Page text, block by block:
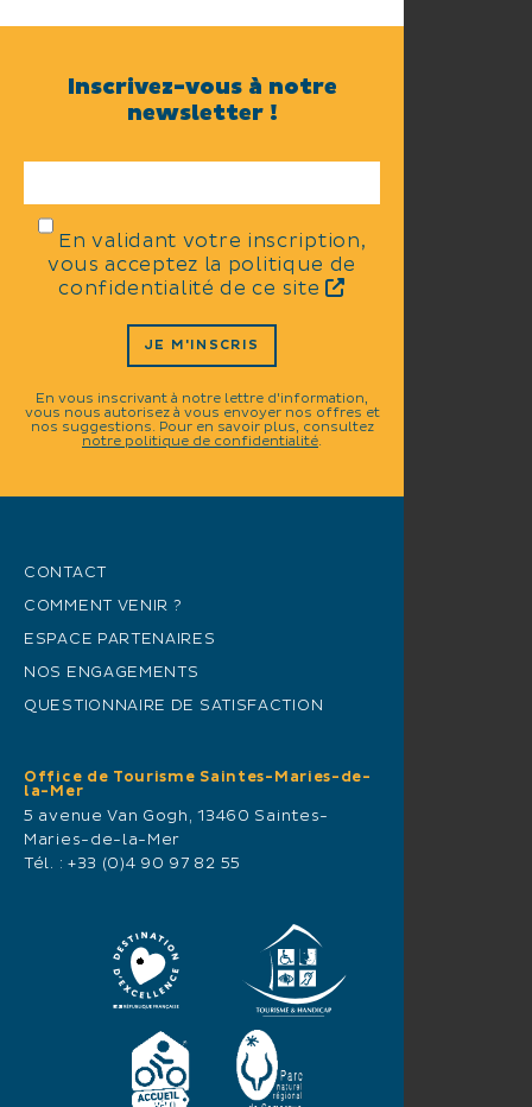
Inscrivez-vous à notre
newsletter !
En validant votre inscription,
vous acceptez la politique de
confidentialité de ce site
JE M'INSCRIS
En vous inscrivant à notre lettre d'information,
vous nous autorisez à vous envoyer nos offres et
nos suggestions. Pour en savoir plus, consultez
notre politique de confidentialité.
CONTACT
COMMENT VENIR ?
ESPACE PARTENAIRES
NOS ENGAGEMENTS
QUESTIONNAIRE DE SATISFACTION
Office de Tourisme Saintes-Maries-de-
la-Mer
5 avenue Van Gogh, 13460 Saintes-
Maries-de-la-Mer
Tél. : +33 (0)4 90 97 82 55